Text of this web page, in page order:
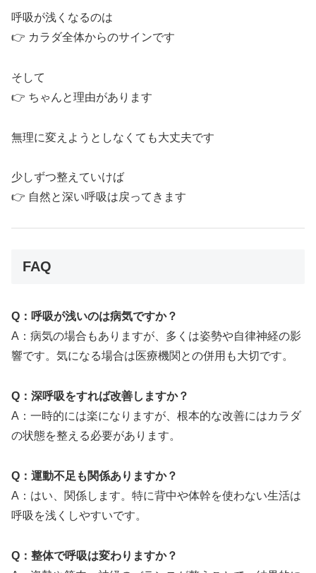
呼吸が浅くなるのは
👉 カラダ全体からのサインです
そして
👉 ちゃんと理由があります
無理に変えようとしなくても大丈夫です
少しずつ整えていけば
👉 自然と深い呼吸は戻ってきます
FAQ
Q：呼吸が浅いのは病気ですか？
A：病気の場合もありますが、多くは姿勢や自律神経の影
響です。気になる場合は医療機関との併用も大切です。
Q：深呼吸をすれば改善しますか？
A：一時的には楽になりますが、根本的な改善にはカラダ
の状態を整える必要があります。
Q：運動不足も関係ありますか？
A：はい、関係します。特に背中や体幹を使わない生活は
呼吸を浅くしやすいです。
Q：整体で呼吸は変わりますか？